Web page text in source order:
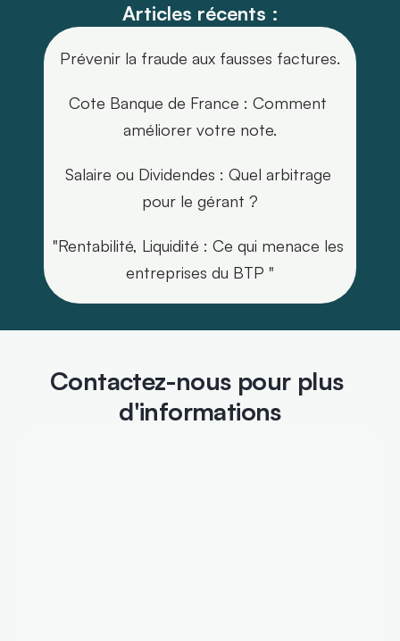
Articles récents :
Prévenir la fraude aux fausses factures.
Cote Banque de France : Comment
améliorer votre note.
Salaire ou Dividendes : Quel arbitrage
pour le gérant ?
"Rentabilité, Liquidité : Ce qui menace les
entreprises du BTP "
Contactez-nous pour plus
d'informations